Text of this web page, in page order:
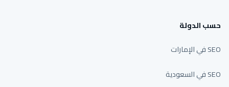
حسب الدولة
SEO في الإمارات
SEO في السعودية